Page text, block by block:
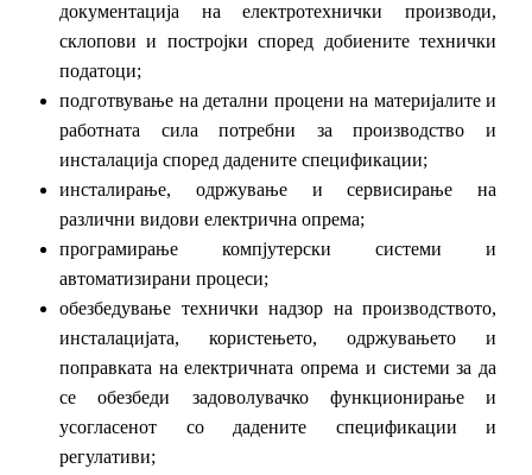
документација на електротехнички производи,
склопови и постројки според добиените технички
податоци;
подготвување на детални процени на материјалите и
работната сила потребни за производство и
инсталација според дадените спецификации;
инсталирање, одржување и сервисирање на
различни видови електрична опрема;
програмирање компјутерски системи и
автоматизирани процеси;
обезбедување технички надзор на производството,
инсталацијата, користењето, одржувањето и
поправката на електричната опрема и системи за да
се обезбеди задоволувачко функционирање и
усогласенот со дадените спецификации и
регулативи;